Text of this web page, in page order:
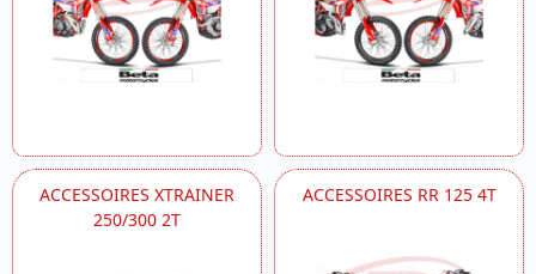
ACCESSOIRES XTRAINER
250/300 2T
ACCESSOIRES RR 125 4T